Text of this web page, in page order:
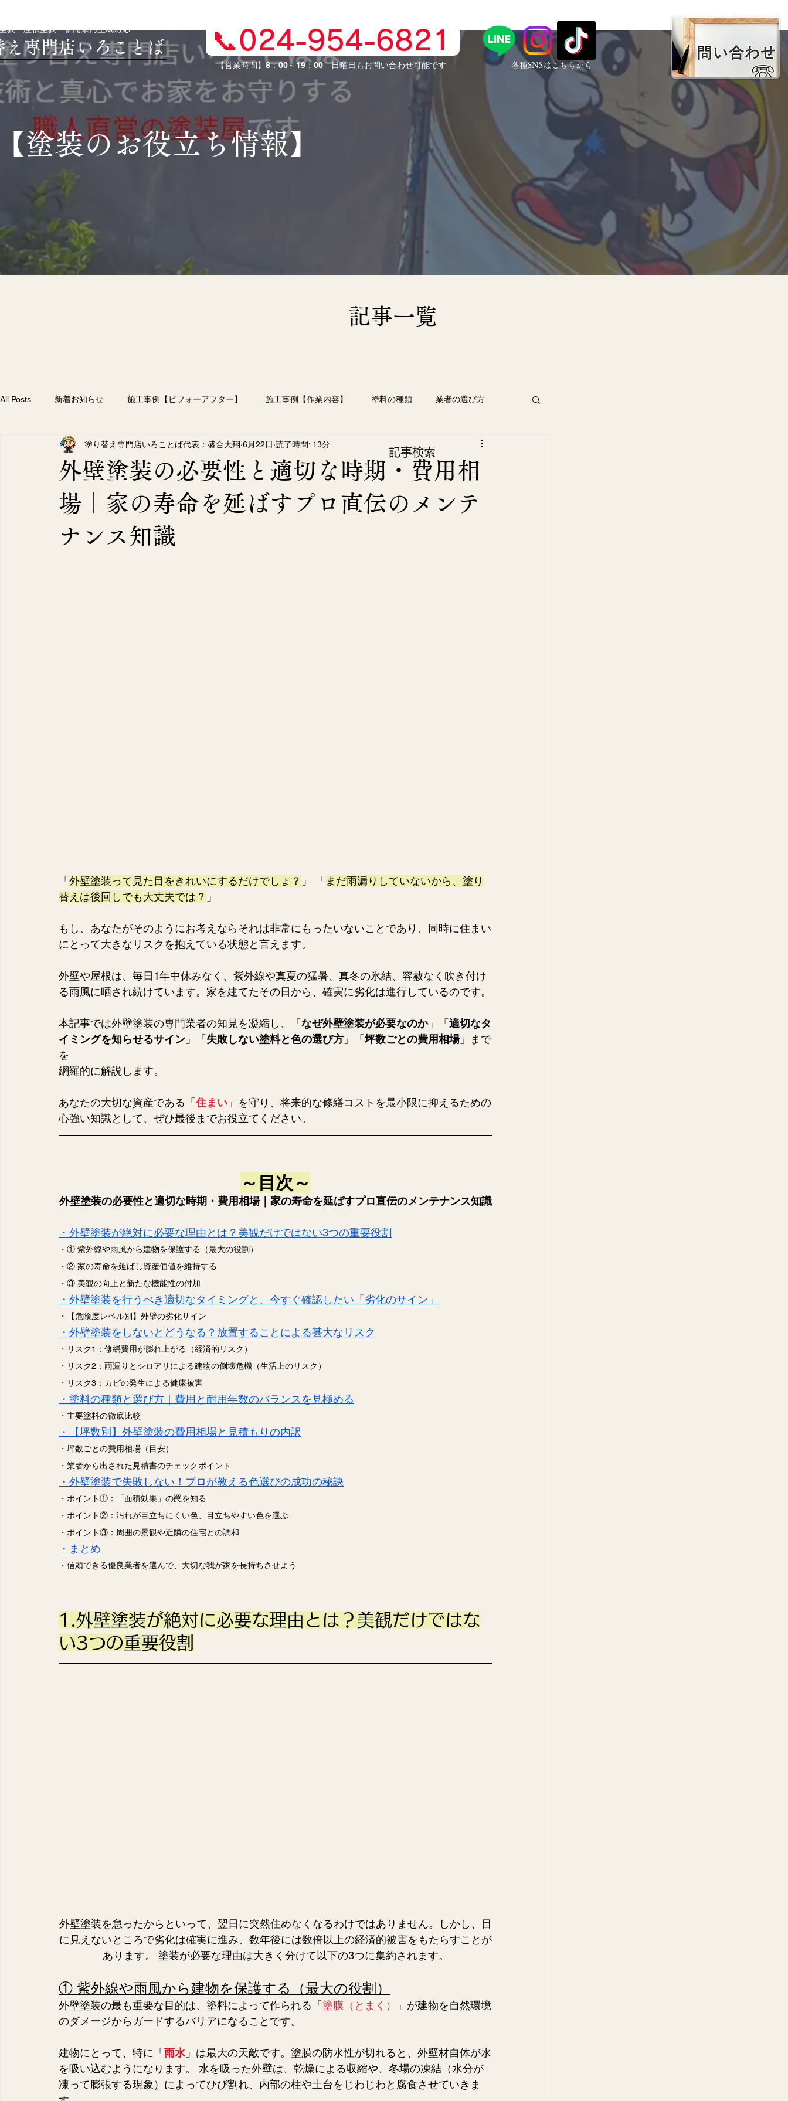
装・屋根塗装 福島県内全域対応
え専門店いろことば 📞024-954-6821
​【営業時間】8：00～19：00 日曜日もお問い合わせ可能です ​各種SNSはこちらから
塗装のお役立ち情報】
​記事一覧
258件の記事
207件の記事
10件の記事
7件の記事
All Posts 新着お知らせ 施工事例【ビフォーアフター】 施工事例【作業内容】 塗料の種類 業者の選び方
付帯部塗装 防水工事 外壁塗装 屋根塗装 塗装工事の豆知識 画像日記
外壁塗装の必要性と適切な時期・費用相
場｜家の寿命を延ばすプロ直伝のメンテ
ナンス知識
塗り替え専門店いろことば代表：盛合大翔 6月22日 読了時間: 13分
「 外壁塗装って見た目をきれいにするだけでしょ？ 」 「 まだ雨漏りしていないから、塗り
替えは後回しでも大丈夫では？ 」
もし、あなたがそのようにお考えならそれは非常にもったいないことであり、同時に住まい
にとって大きなリスクを抱えている状態と言えます。
外壁や屋根は、毎日1年中休みなく、紫外線や真夏の猛暑、真冬の氷結、容赦なく吹き付け
る雨風に晒され続けています。家を建てたその日から、確実に劣化は進行しているのです。
本記事では外壁塗装の専門業者の知見を凝縮し、「 なぜ外壁塗装が必要なのか」「 適切なタ
イミングを知らせるサイン 」「 失敗しない塗料と色の選び方 」「坪数ごとの費用相場」まで
を
網羅的に解説します。
あなたの大切な資産である「住まい 」を守り、将来的な修繕コストを最小限に抑えるための
心強い知識として、ぜひ最後までお役立てください。
～目次～
外壁塗装の必要性と適切な時期・費用相場｜家の寿命を延ばすプロ直伝のメンテナンス知識
・外壁塗装が絶対に必要な理由とは？美観だけではない3つの重要役割
・① 紫外線や雨風から建物を保護する（最大の役割）
・② 家の寿命を延ばし資産価値を維持する
・③ 美観の向上と新たな機能性の付加
・外壁塗装を行うべき適切なタイミングと、今すぐ確認したい「劣化のサイン」
・【危険度レベル別】外壁の劣化サイン
・外壁塗装をしないとどうなる？放置することによる甚大なリスク
・リスク1：修繕費用が膨れ上がる（経済的リスク）
・リスク2：雨漏りとシロアリによる建物の倒壊危機（生活上のリスク）
・リスク3：カビの発生による健康被害
・塗料の種類と選び方｜費用と耐用年数のバランスを見極める
・主要塗料の徹底比較
・【坪数別】外壁塗装の費用相場と見積もりの内訳
・坪数ごとの費用相場（目安）
・業者から出された見積書のチェックポイント
・外壁塗装で失敗しない！プロが教える色選びの成功の秘訣
・ポイント①：「面積効果」の罠を知る
・ポイント②：汚れが目立ちにくい色、目立ちやすい色を選ぶ
・ポイント③：周囲の景観や近隣の住宅との調和
・まとめ
・信頼できる優良業者を選んで、大切な我が家を長持ちさせよう
1.外壁塗装が絶対に必要な理由とは？美観だけではな
い3つの重要役割
外壁塗装を怠ったからといって、翌日に突然住めなくなるわけではありません。しかし、目
に見えないところで劣化は確実に進み、数年後には数倍以上の経済的被害をもたらすことが
あります。 塗装が必要な理由は大きく分けて以下の3つに集約されます。
① 紫外線や雨風から建物を保護する（最大の役割）
外壁塗装の最も重要な目的は、塗料によって作られる「塗膜（とまく）
」が建物を自然環境
のダメージからガードするバリアになることです。
建物にとって、特に「雨水」は最大の天敵です。塗膜の防水性が切れると、外壁材自体が水
を吸い込むようになります。 水を吸った外壁は、乾燥による収縮や、冬場の凍結（水分が
凍って膨張する現象）によってひび割れ、内部の柱や土台をじわじわと腐食させていきま
​記事検索